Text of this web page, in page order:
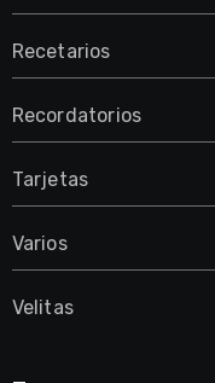
Recetarios
Recordatorios
Tarjetas
Varios
Velitas